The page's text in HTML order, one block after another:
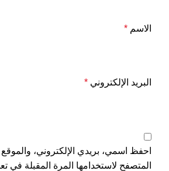
الاسم *
البريد الإلكتروني *
احفظ اسمي، بريدي الإلكتروني، والموقع
المتصفح لاستخدامها المرة المقبلة في